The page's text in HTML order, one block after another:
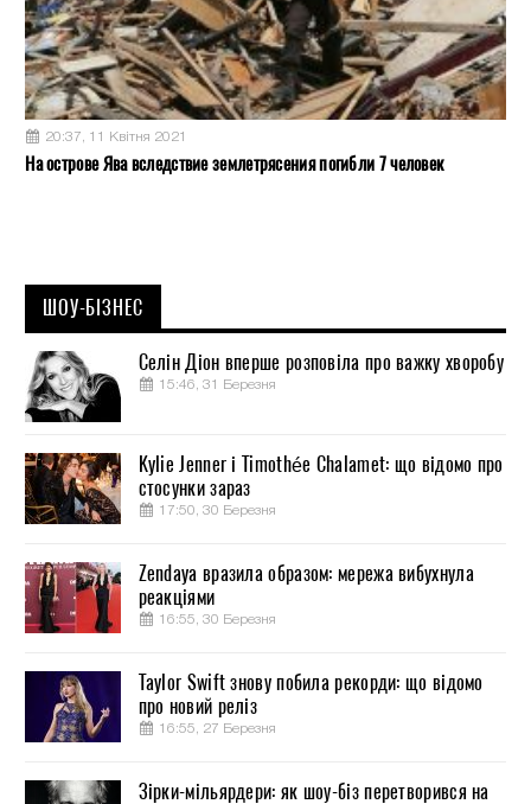
20:37, 11 Квітня 2021
На острове Ява вследствие землетрясения погибли 7 человек
ШОУ-БІЗНЕС
Селін Діон вперше розповіла про важку хворобу
15:46, 31 Березня
Kylie Jenner і Timothée Chalamet: що відомо про
стосунки зараз
17:50, 30 Березня
Zendaya вразила образом: мережа вибухнула
реакціями
16:55, 30 Березня
Taylor Swift знову побила рекорди: що відомо
про новий реліз
16:55, 27 Березня
Зірки-мільярдери: як шоу-біз перетворився на